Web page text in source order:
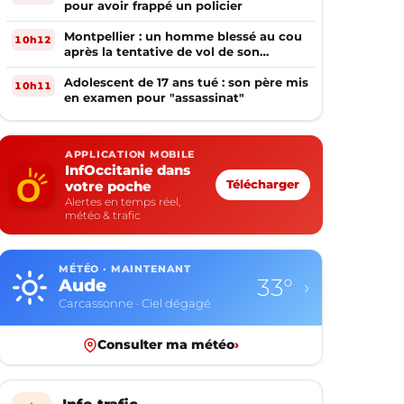
pour avoir frappé un policier
10h12
Montpellier : un homme blessé au cou
après la tentative de vol de son
téléphone
10h11
Adolescent de 17 ans tué : son père mis
en examen pour "assassinat"
APPLICATION MOBILE
InfOccitanie dans
votre poche
Alertes en temps réel,
météo & trafic
Télécharger
MÉTÉO · MAINTENANT
Aude
Carcassonne · Ciel dégagé
33° ›
Consulter ma météo›